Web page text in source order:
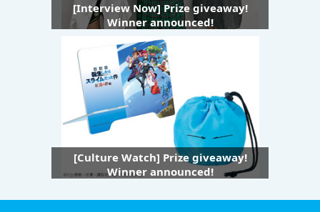
[Interview Now] Prize giveaway!
Winner announced!
[Culture Watch] Prize giveaway!
Winner announced!